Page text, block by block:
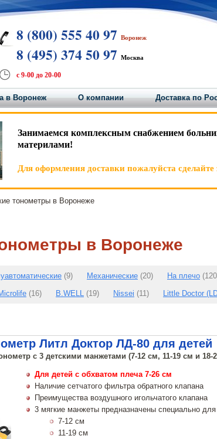
8 (800) 555 40 97 Воронеж
8 (495) 374 50 97 Москва
с 9-00 до 20-00
в Воронеж О компании Доставка по
Занимаемся комплексным снабжением
материлами!
Для оформления доставки пожалуйста сделайте
тонометры в Воронеже
в Воронеже
(9) Механические (20) На плечо
(16) B.WELL (19) Nissei (11) Little Doctor
Литл Доктор ЛД-80 для детей
с 3 детскими манжетами (7-12 см, 11-19 см и 18-
Для детей с обхватом плеча 7-26 см
Наличие сетчатого фильтра обратного клапана
Преимущества воздушного игольчатого клапана
3 мягкие манжеты предназначены специально
7-12 см
11-19 см